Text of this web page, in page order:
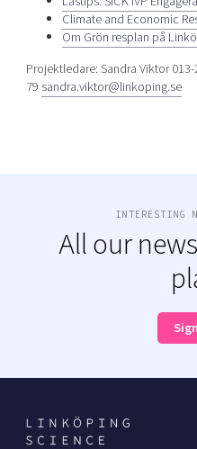
Climate and Economic
Om Grön resplan på
Projektledare: Sandra Viktor 013-
79 sandra.viktor@linkoping.se
INTERESTING
All our